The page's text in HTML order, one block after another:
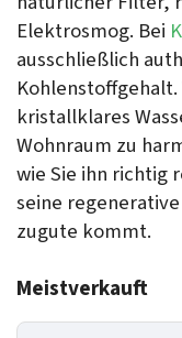
Elektrosmog. Bei
ausschließlich
kristallklares
Wohnraum zu
wie Sie ihn richtig
seine
zugute kommt.
Meistverkauft